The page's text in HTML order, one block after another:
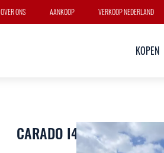
OVER ONS AANKOOP VERKOOP NEDERLAND
KOPEN
CARADO I447